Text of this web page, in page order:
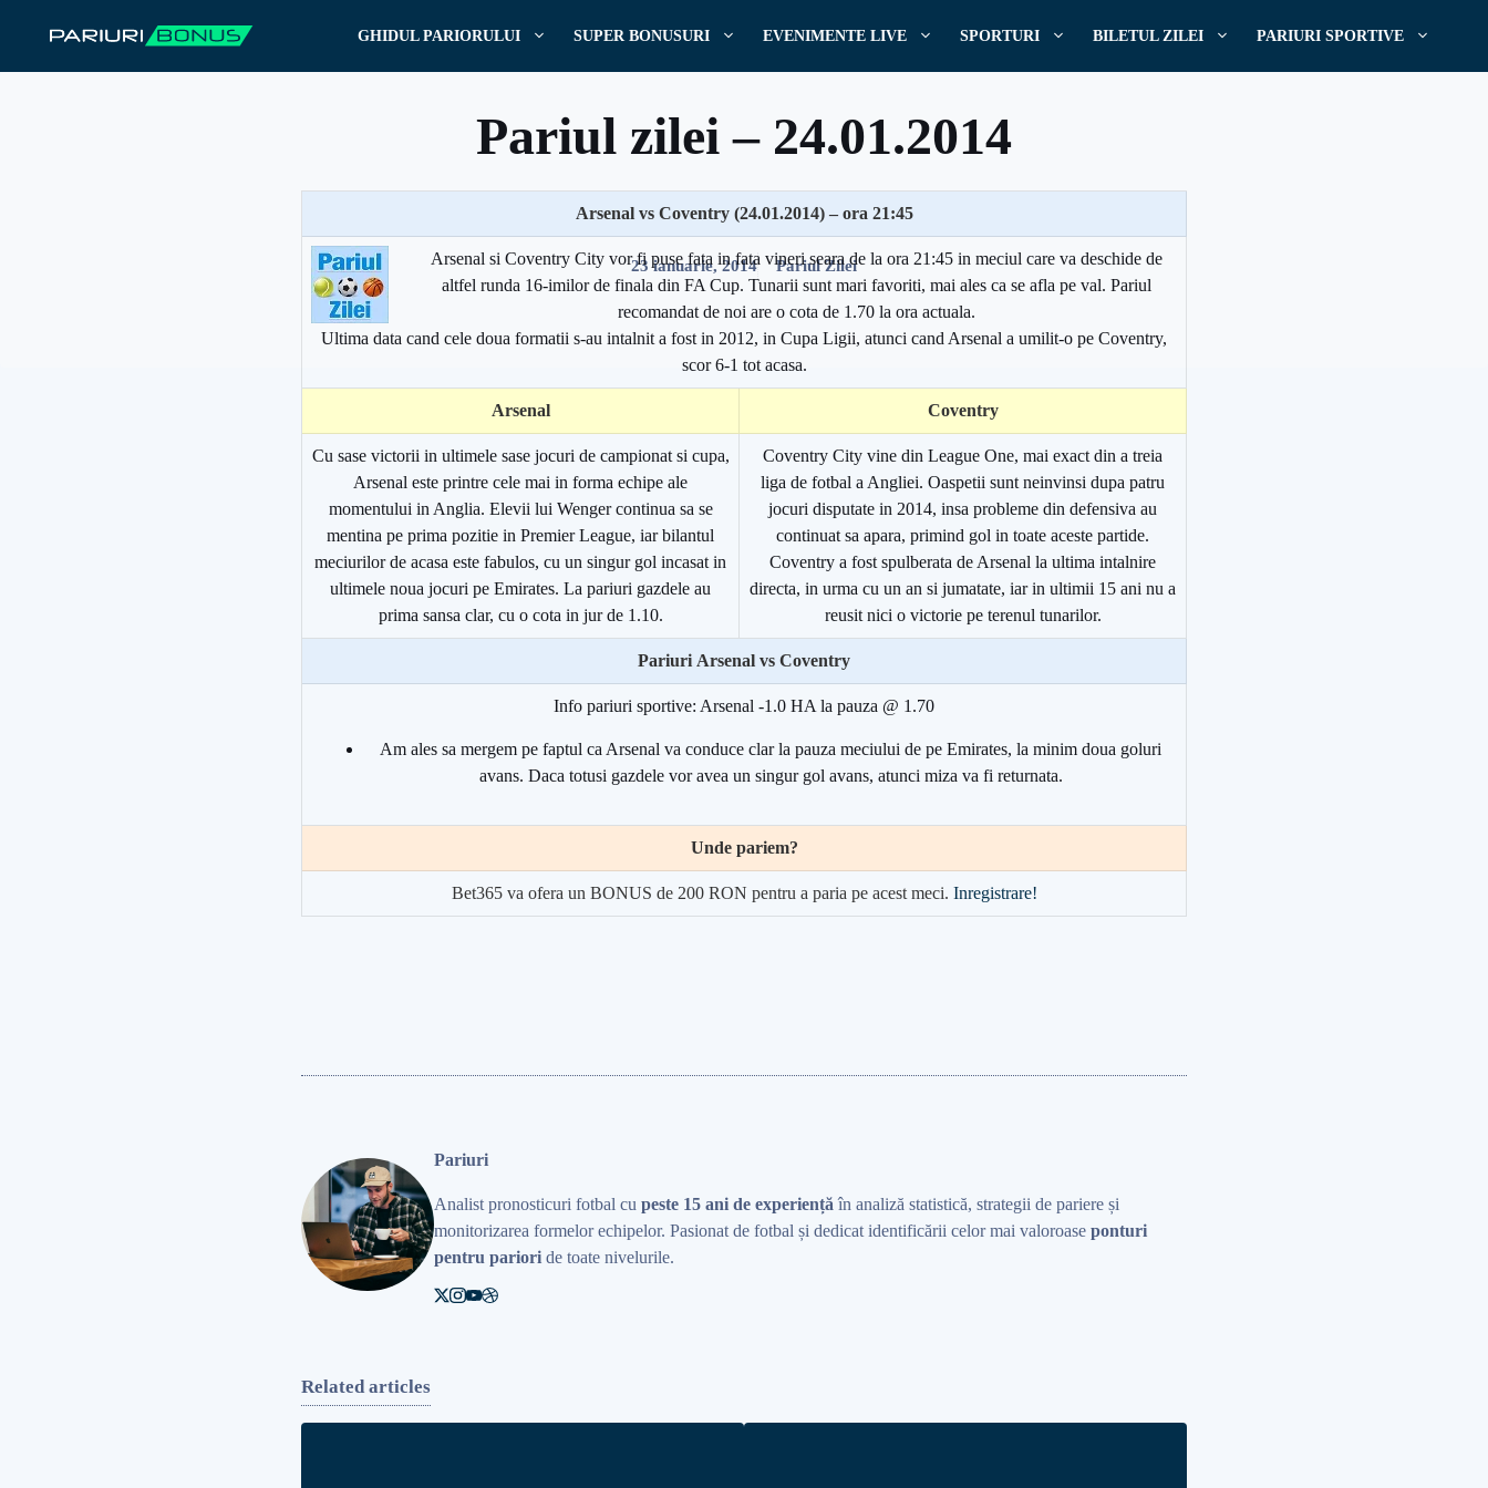
GHIDUL PARIORULUI SUPER BONUSURI EVENIMENTE LIVE SPORTURI BILETUL ZILEI PARIURI SPORTIVE
Pariul zilei – 24.01.2014
Scris dePariuri
23 ianuarie, 2014 Pariul Zilei
Arsenal vs Coventry (24.01.2014) – ora 21:45
Arsenal si Coventry City vor fi puse fata in fata vineri seara de la ora 21:45 in meciul care va deschide de
altfel runda 16-imilor de finala din FA Cup. Tunarii sunt mari favoriti, mai ales ca se afla pe val. Pariul
recomandat de noi are o cota de 1.70 la ora actuala.
Ultima data cand cele doua formatii s-au intalnit a fost in 2012, in Cupa Ligii, atunci cand Arsenal a umilit-o pe Coventry,
scor 6-1 tot acasa.
Arsenal Coventry
Cu sase victorii in ultimele sase jocuri de campionat si cupa,
Arsenal este printre cele mai in forma echipe ale
momentului in Anglia. Elevii lui Wenger continua sa se
mentina pe prima pozitie in Premier League, iar bilantul
meciurilor de acasa este fabulos, cu un singur gol incasat in
ultimele noua jocuri pe Emirates. La pariuri gazdele au
prima sansa clar, cu o cota in jur de 1.10.
Coventry City vine din League One, mai exact din a treia
liga de fotbal a Angliei. Oaspetii sunt neinvinsi dupa patru
jocuri disputate in 2014, insa probleme din defensiva au
continuat sa apara, primind gol in toate aceste partide.
Coventry a fost spulberata de Arsenal la ultima intalnire
directa, in urma cu un an si jumatate, iar in ultimii 15 ani nu a
reusit nici o victorie pe terenul tunarilor.
Pariuri Arsenal vs Coventry
Info pariuri sportive: Arsenal -1.0 HA la pauza @ 1.70
Am ales sa mergem pe faptul ca Arsenal va conduce clar la pauza meciului de pe Emirates, la minim doua goluri
avans. Daca totusi gazdele vor avea un singur gol avans, atunci miza va fi returnata.
Unde pariem?
Bet365 va ofera un BONUS de 200 RON pentru a paria pe acest meci. Inregistrare!
Pariuri
Analist pronosticuri fotbal cu peste 15 ani de experiență în analiză statistică, strategii de pariere și
monitorizarea formelor echipelor. Pasionat de fotbal și dedicat identificării celor mai valoroase ponturi
pentru pariori de toate nivelurile.
Related articles